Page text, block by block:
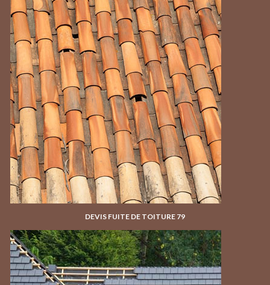
DEVIS FUITE DE TOITURE 79